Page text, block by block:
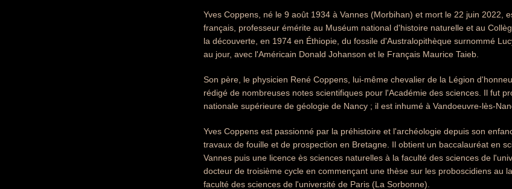
Yves Coppens, né le 9 août 1934 à Vannes (Morbihan) et mort le 22 juin 2022,
français, professeur émérite au Muséum national d'histoire naturelle et au
la découverte, en 1974 en Éthiopie, du fossile d'Australopithèque surnommé
au jour, avec l'Américain Donald Johanson et le Français Maurice Taieb.
Son père, le physicien René Coppens, lui-même chevalier de la Légion
rédigé de nombreuses notes scientifiques pour l'Académie des sciences. Il fut
nationale supérieure de géologie de Nancy ; il est inhumé à Vandoeuvre-lès-
Yves Coppens est passionné par la préhistoire et l'archéologie depuis son
travaux de fouille et de prospection en Bretagne. Il obtient un baccalauréat en
Vannes puis une licence ès sciences naturelles à la faculté des sciences de
docteur de troisième cycle en commençant une thèse sur les proboscidiens au
faculté des sciences de l'université de Paris (La Sorbonne).